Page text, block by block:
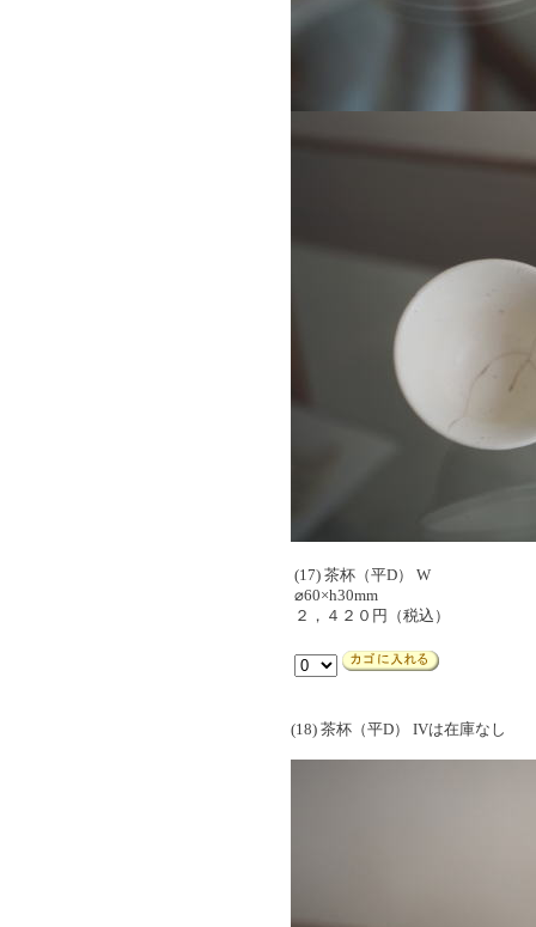
(17) 茶杯（平D） W
⌀60×h30mm
２，４２０円（税込）
(18) 茶杯（平D） IVは在庫なし